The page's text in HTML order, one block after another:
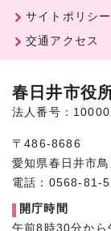
サイトポリシー
交通アクセス
春日井市役
法人番号：
〒486-8686
愛知県春日井市
電話：0568-81-
開庁時間
午前8時30分から